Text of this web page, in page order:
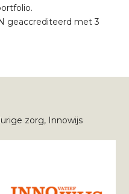
geaccrediteerd met 3
zorg, Innowijs